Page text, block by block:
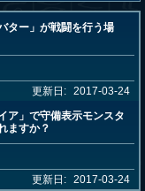
ター」が戦闘を行う場
更新日: 2017-03-24
ア」で守備表示モンスタ
ますか？
更新日: 2017-03-24